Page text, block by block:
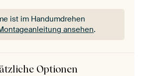
ist im Handumdrehen
ansehen.
ist im Handumdrehen
ansehen
Optionen